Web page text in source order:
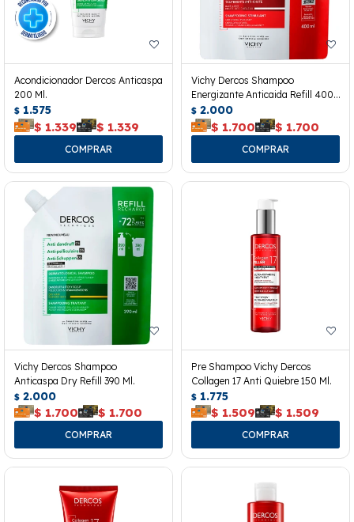
Acondicionador Dercos Anticaspa
200 Ml.
$ 1.575
$ 1.339 $ 1.339
Vichy Dercos Shampoo
Energizante Anticaida Refill 400
Ml.
$ 2.000
$ 1.700 $ 1.700
Vichy Dercos Shampoo
Anticaspa Dry Refill 390 Ml.
$ 2.000
$ 1.700 $ 1.700
Pre Shampoo Vichy Dercos
Collagen 17 Anti Quiebre 150 Ml.
$ 1.775
$ 1.509 $ 1.509